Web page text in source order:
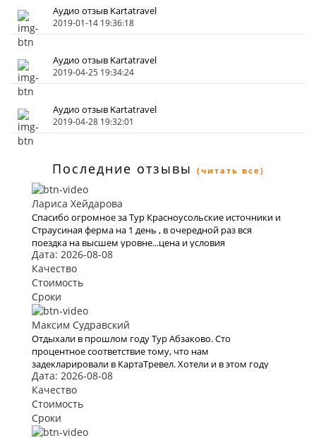
Аудио отзыв Kartatravel
2019-01-14 19:36:18
Аудио отзыв Kartatravel
2019-04-25 19:34:24
Аудио отзыв Kartatravel
2019-04-28 19:32:01
Последние отзывы (читать все)
Лариса Хейдарова
Спасибо огромное за Тур Красноусольские источники и
Страусиная ферма на 1 день , в очередной раз вся
поездка на высшем уровне...цена и условия
шикарны...все понравилось как и всегда !!!
Дата: 2026-08-08
Качество
Стоимость
Сроки
Максим Судравский
Отдыхали в прошлом году Тур Абзаково. Сто
процентное соответствие тому, что нам
задекларировали в КартаТревел. Хотели и в этом году
воспользоваться их услугами, но видимо эта пандемия
все испортит.
Дата: 2026-08-08
Качество
Стоимость
Сроки